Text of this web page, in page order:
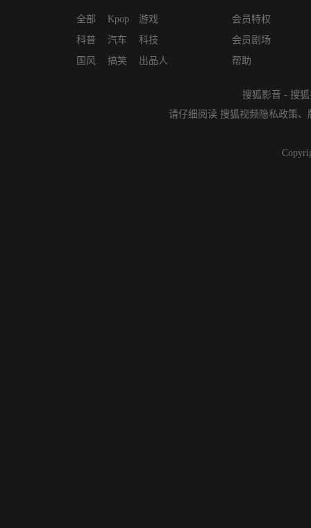
全部
科普
国风
Kpop
汽车
搞笑
游戏
科技
出品人
会员特权
会员剧场
帮助
搜狐影音 - 搜
请仔细阅读 搜狐视频隐私政策、